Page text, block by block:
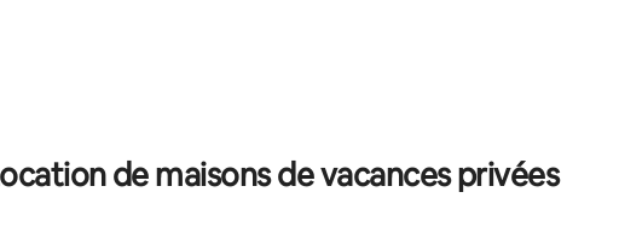
de maisons de vacances privées